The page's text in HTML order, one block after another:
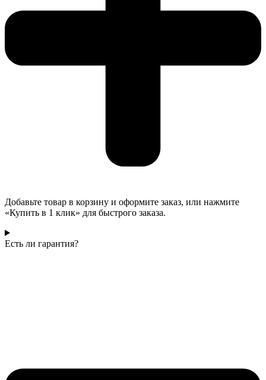
Добавьте товар в корзину и оформите заказ, или нажмите
«Купить в 1 клик» для быстрого заказа.
Есть ли гарантия?